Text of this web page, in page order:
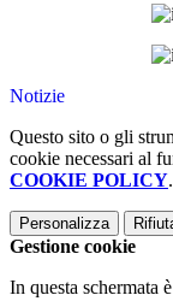
Notizie
Questo sito o gli
cookie necessari al
COOKIE POLICY.
Personalizza
Gestione cookie
In questa schermata